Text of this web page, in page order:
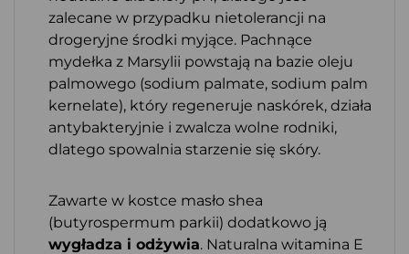
zalecane w przypadku nietolerancji na
drogeryjne środki myjące. Pachnące
mydełka z Marsylii powstają na bazie oleju
palmowego (sodium palmate, sodium palm
kernelate), który regeneruje naskórek, działa
antybakteryjnie i zwalcza wolne rodniki,
dlatego spowalnia starzenie się skóry.
Zawarte w kostce masło shea
(butyrospermum parkii) dodatkowo ją
wygładza i odżywia. Naturalna witamina E